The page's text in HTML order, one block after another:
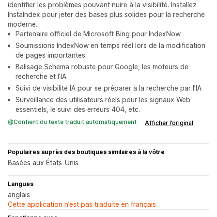
identifier les problèmes pouvant nuire à la visibilité. Installez
InstaIndex pour jeter des bases plus solides pour la recherche
moderne.
Partenaire officiel de Microsoft Bing pour IndexNow
Soumissions IndexNow en temps réel lors de la modification
de pages importantes
Balisage Schema robuste pour Google, les moteurs de
recherche et l’IA
Suivi de visibilité IA pour se préparer à la recherche par l’IA
Surveillance des utilisateurs réels pour les signaux Web
essentiels, le suivi des erreurs 404, etc.
Contient du texte traduit automatiquement Afficher l’original
Populaires auprès des boutiques similaires à la vôtre
Basées aux États-Unis
Langues
anglais
Cette application n’est pas traduite en français